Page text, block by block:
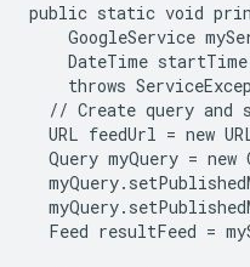
public static void
GoogleService
DateTime
throws
// Create query and
URL feedUrl = new
Query myQuery = new
Feed resultFeed =